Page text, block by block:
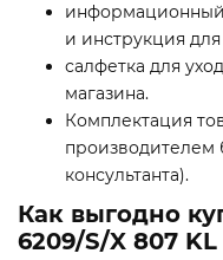
информационный
и инструкция
салфетка для
магазина.
Комплектация
производителем
консультанта).
Как выгодно
6209/S/X 807 KL